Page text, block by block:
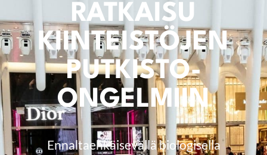
RATKAISU
KIINTEISTÖJEN
PUTKISTO-
ONGELMIIN
Ennaltaehkäisevällä biologisella